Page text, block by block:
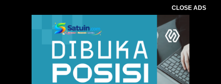
CLOSE ADS